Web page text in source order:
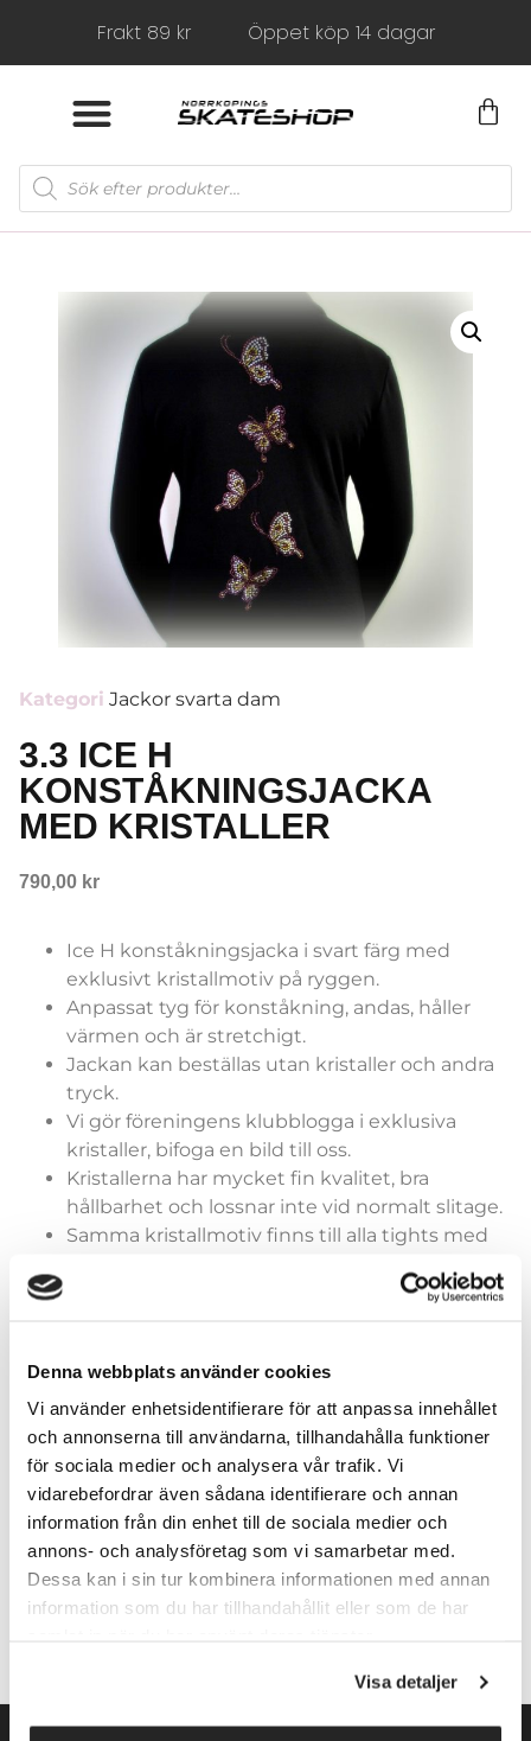
Denna webbplats använder cookies
Vi använder enhetsidentifierare för att anpassa innehållet
och annonserna till användarna, tillhandahålla funktioner
för sociala medier och analysera vår trafik. Vi
vidarebefordrar även sådana identifierare och annan
information från din enhet till de sociala medier och
annons- och analysföretag som vi samarbetar med.
Dessa kan i sin tur kombinera informationen med annan
information som du har tillhandahållit eller som de har
Visa detaljer
Frakt 89 kr Öppet köp 14 dagar
Kategori Jackor svarta dam
3.3 ICE H
KONSTÅKNINGSJACKA
MED KRISTALLER
790,00 kr
Ice H konståkningsjacka i svart färg med
exklusivt kristallmotiv på ryggen.
Anpassat tyg för konståkning, andas, håller
värmen och är stretchigt.
Jackan kan beställas utan kristaller och andra
tryck.
Vi gör föreningens klubblogga i exklusiva
kristaller, bifoga en bild till oss.
Kristallerna har mycket fin kvalitet, bra
hållbarhet och lossnar inte vid normalt slitage.
Samma kristallmotiv finns till alla tights med
Jacka
Lägg till i varukorg